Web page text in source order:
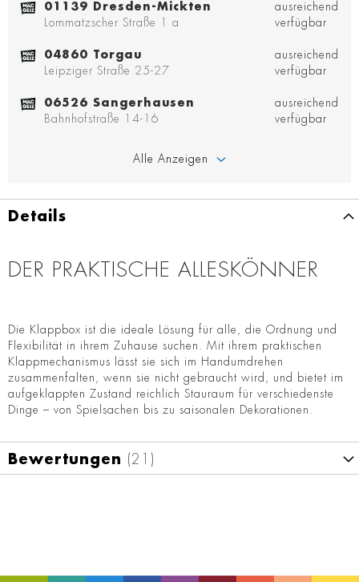
01139 Dresden-Mickten
Lommatzscher Straße 1 a
ausreichend
verfügbar
04860 Torgau
Leipziger Straße 25-27
ausreichend
verfügbar
06526 Sangerhausen
Bahnhofstraße 14-16
ausreichend
verfügbar
Alle Anzeigen
Details
DER PRAKTISCHE ALLESKÖNNER
Die Klappbox ist die ideale Lösung für alle, die Ordnung und
Flexibilität in ihrem Zuhause suchen. Mit ihrem praktischen
Klappmechanismus lässt sie sich im Handumdrehen
zusammenfalten, wenn sie nicht gebraucht wird, und bietet im
aufgeklappten Zustand reichlich Stauraum für verschiedenste
Dinge – von Spielsachen bis zu saisonalen Dekorationen.
Bewertungen 21